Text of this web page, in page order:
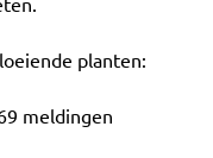
planten:
meldingen